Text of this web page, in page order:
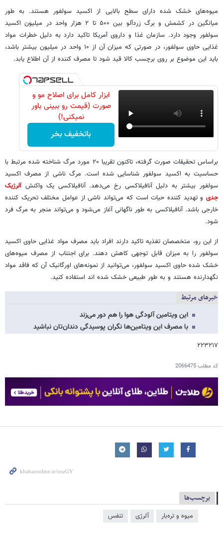
میوه‌های خشک شده دارای سطح بالایی از اکسید سولفور هستند. به طور
میانگین در کشمش و برگ زردآلو بین ۵۰۰ تا ۲ هزار واحد در میلیون اکسید
سولفور وجود دارد. سازمان غذا و داروی آمریکا تاکید دارد به دلیل خطرات مواد
غذایی حاوی سولفور، در صورتی که میزان آن از ۱۰ واحد در میلیون بیشتر باشد،
باید این موضوع بر روی برچسب کالا قید شود تا مصرف کننده از آن اطلاع یابد.
ابزار کامل برای اصلاح مو و
صورت (قیمت رو ببینی باور
نمیکنی!)
باتخفیف بخر
براساس تحقیقات صورت گرفته، تاکنون تقریبا ۲۰ مورد مرگ شناخته شده مرتبط با
حساسیت به اکسید سولفور شناسایی شده است. مرگ ناشی از مصرف اکسید
سولفور بیشتر به دلیل آنافیلاکسی رخ می‌دهد. آنافیلاکسی یک واکنشآلرژیک
جدی و تهدید کننده حیات است که می‌تواند ناشی از عوامل مختلف تحریک کننده
خارجی باشد. آنافیلاکسی به طور ناگهانی آغاز می‌شود و می‌تواند منجر به مرگ فرد
شود.
از این رو، متخصصان تغذیه تاکید دارند افراد باید مصرف مواد غذایی حاوی اکسید
سولفور را به میزان قابل توجهی کاهش دهند. برای اجتناب از مصرف میوه‌های
خشک شده حاوی اکسید سولفور، می‌توانید از نمونه‌های اورگانیک آن که فاقد مواد
نگهدارنده هستند و به طور طبیعی خشک شده اند استفاده کنید.
خبرهای مرتبط
این ویتامین آلودگی هوا را هم دور می‌زند
با مصرف این ویتامین‌ها نگران پوسیدگی دندان‌تان نباشید
۲۲۳۲۱۷
کد مطلب2066475
برچسب‌ها
میوه و تره‌بار آلرژی تنفس